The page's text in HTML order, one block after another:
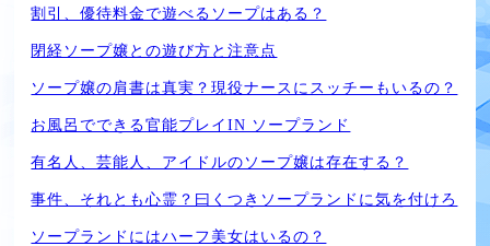
割引、優待料金で遊べるソープはある？
閉経ソープ嬢との遊び方と注意点
ソープ嬢の肩書は真実？現役ナースにスッチーもいるの？
お風呂でできる官能プレイIN ソープランド
有名人、芸能人、アイドルのソープ嬢は存在する？
事件、それとも心霊？曰くつきソープランドに気を付けろ
ソープランドにはハーフ美女はいるの？